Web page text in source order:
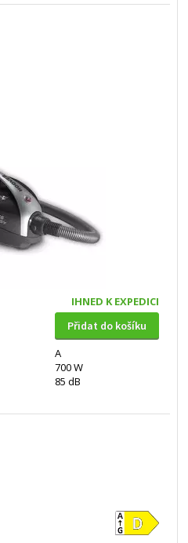
IHNED K EXPEDICI
Přidat do košíku
A
700 W
85 dB